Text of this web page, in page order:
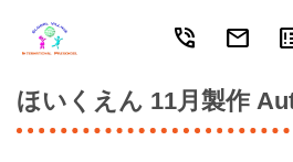
Skip
content
phone_in_talk mail
ほいくえん 11月製作